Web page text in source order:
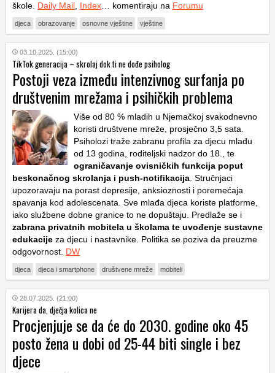
škole. Daily Mail Index … komentiraju na Forumu
djeca obrazovanje osnovne vještine vještine
03.10.2025. (15:00)
TikTok generacija – skrolaj dok ti ne dođe psiholog
Postoji veza između intenzivnog surfanja po
društvenim mrežama i psihičkih problema
Više od 80 % mladih u Njemačkoj svakodnevno
koristi društvene mreže, prosječno 3,5 sata.
Psiholozi traže zabranu profila za djecu mlađu
od 13 godina, roditeljski nadzor do 18., te
ograničavanje ovisničkih funkcija poput
beskonačnog skrolanja i push-notifikacija . Stručnjaci
upozoravaju na porast depresije, anksioznosti i poremećaja
spavanja kod adolescenata. Sve mlađa djeca koriste platforme,
iako službene dobne granice to ne dopuštaju. Predlaže se i
zabrana privatnih mobitela u školama te uvođenje sustavne
edukacije za djecu i nastavnike. Politika se poziva da preuzme
odgovornost. DW
djeca djeca i smartphone društvene mreže mobiteli
28.07.2025. (21:00)
Karijera da, dječja kolica ne
Procjenjuje se da će do 2030. godine oko 45
posto žena u dobi od 25-44 biti single i bez
djece